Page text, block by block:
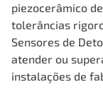
piezocerâmico
tolerâncias
Sensores de
atender ou
instalações de